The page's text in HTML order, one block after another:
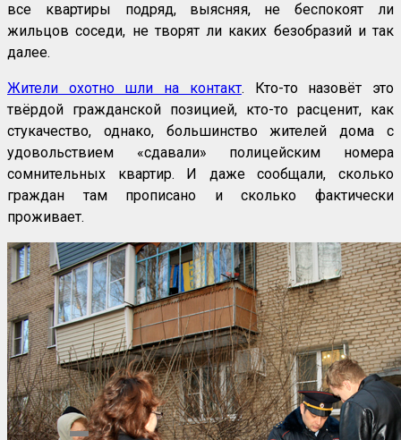
все квартиры подряд, выясняя, не беспокоят ли
жильцов соседи, не творят ли каких безобразий и так
далее.
Жители охотно шли на контакт. Кто-то назовёт это
твёрдой гражданской позицией, кто-то расценит, как
стукачество, однако, большинство жителей дома с
удовольствием «сдавали» полицейским номера
сомнительных квартир. И даже сообщали, сколько
граждан там прописано и сколько фактически
проживает.